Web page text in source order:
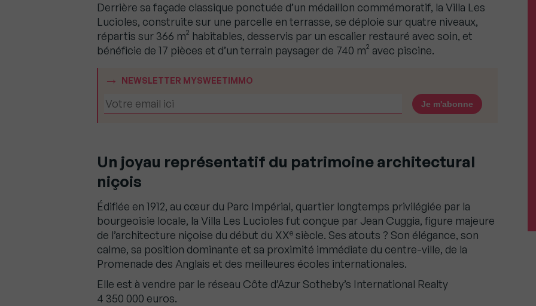
Derrière sa façade classique ponctuée d’un médaillon commémoratif, la Villa Les
Lucioles, construite sur une parcelle en terrasse, se déploie sur quatre niveaux,
répartis sur 366 m² habitables, desservis par un escalier restauré avec soin, et
bénéficie de 17 pièces et d’un terrain paysager de 740 m² avec piscine.
NEWSLETTER MYSWEETIMMO
Un joyau représentatif du patrimoine architectural
niçois
Édifiée en 1912, au cœur du Parc Impérial, quartier longtemps privilégiée par la
bourgeoisie locale, la Villa Les Lucioles fut conçue par Jean Cuggia, figure majeure
de l’architecture niçoise du début du XXe siècle. Ses atouts ? Son élégance, son
calme, sa position dominante et sa proximité immédiate du centre-ville, de la
Promenade des Anglais et des meilleures écoles internationales.
Elle est à vendre par le réseau Côte d’Azur Sotheby’s International Realty
4 350 000 euros.